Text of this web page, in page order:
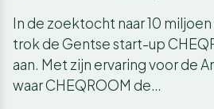
In de zoektocht naar 10
trok de Gentse start-up
aan. Met zijn ervaring voor de
waar CHEQROOM de…